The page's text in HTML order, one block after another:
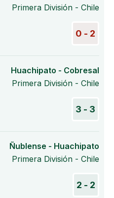
Primera División - Chile
2 - 0
Huachipato - Cobresal
Primera División - Chile
3 - 3
Ñublense - Huachipato
Primera División - Chile
2 - 2